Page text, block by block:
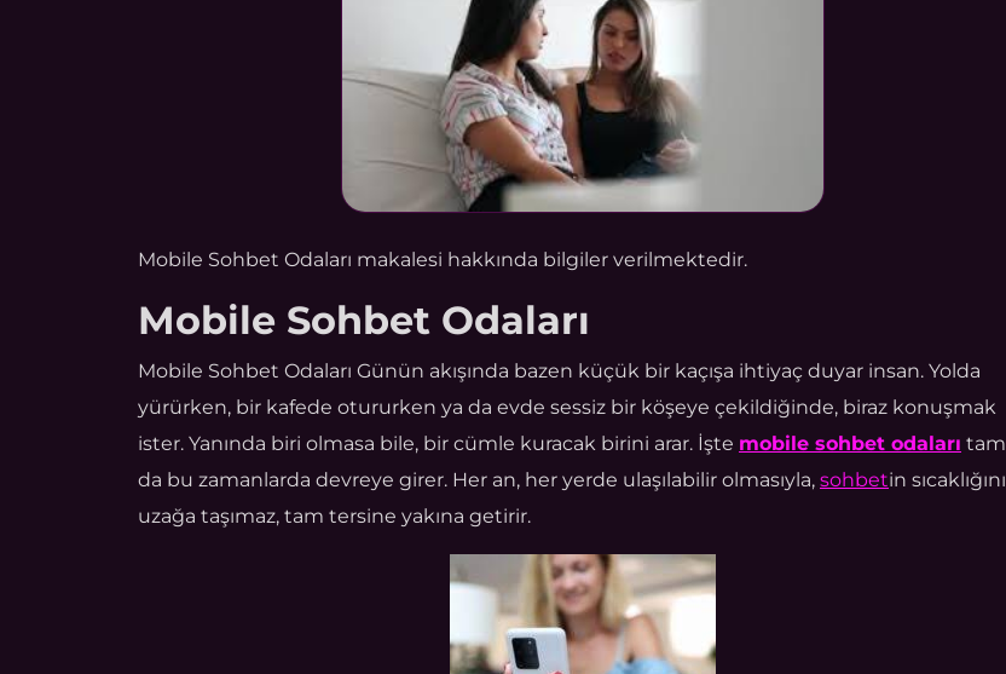
Mobile Sohbet Odaları makalesi hakkında bilgiler verilmektedir.
Mobile Sohbet Odaları
Mobile Sohbet Odaları Günün akışında bazen küçük bir kaçışa ihtiyaç duyar insan. Yolda
yürürken, bir kafede otururken ya da evde sessiz bir köşeye çekildiğinde, biraz konuşmak
ister. Yanında biri olmasa bile, bir cümle kuracak birini arar. İşte mobile sohbet odaları tam
da bu zamanlarda devreye girer. Her an, her yerde ulaşılabilir olmasıyla, sohbetin sıcaklığını
uzağa taşımaz, tam tersine yakına getirir.